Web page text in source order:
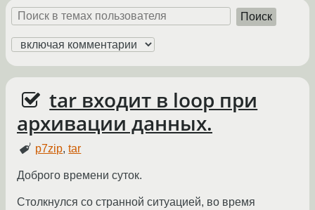
Поиск
tar входит в loop при
архивации данных.
p7zip,tar
Доброго времени суток.
Столкнулся со странной ситуацией, во время